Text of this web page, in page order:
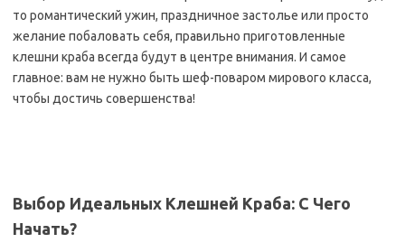
то романтический ужин, праздничное застолье или просто
желание побаловать себя, правильно приготовленные
клешни краба всегда будут в центре внимания. И самое
главное: вам не нужно быть шеф-поваром мирового класса,
чтобы достичь совершенства!
Выбор Идеальных Клешней Краба: С Чего
Начать?